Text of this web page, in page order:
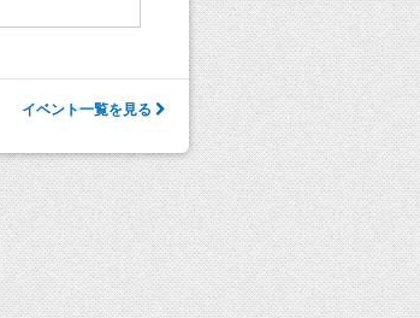
イベント一覧を見る